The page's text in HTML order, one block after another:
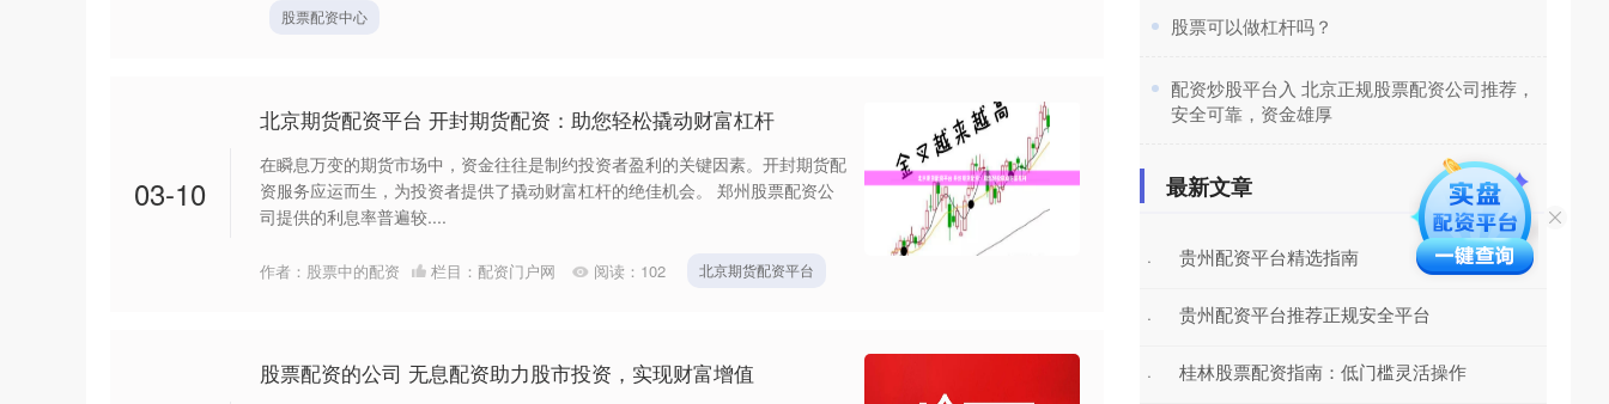
股票配资中心
03-10
北京期货配资平台 开封期货配资：助您轻松撬动财富杠杆
在瞬息万变的期货市场中，资金往往是制约投资者盈利的关键因素。开封期货配
资服务应运而生，为投资者提供了撬动财富杠杆的绝佳机会。 郑州股票配资公
司提供的利息率普遍较....
作者：股票中的配资 栏目： 配资门户网 阅读： 102 北京期货配资平台
股票配资的公司 无息配资助力股市投资，实现财富增值
​股票可以做杠杆吗？
​配资炒股平台入 北京正规股票配资公司推荐，
安全可靠，资金雄厚
最新文章
· 贵州配资平台精选指南
· 贵州配资平台推荐正规安全平台
· 桂林股票配资指南：低门槛灵活操作